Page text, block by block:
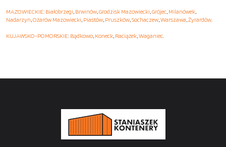
MAZOWIECKIE: Białobrzegi, Brwinów,Grodzisk Mazowiecki,Grójec, Milanówek,
Nadarzyn,Ożarów Mazowiecki, Piastów, Pruszków,Sochaczew,Warszawa,Żyrardów.
KUJAWSKO-POMORSKIE: Bądkowo, Koneck, Raciążek,Waganiec.